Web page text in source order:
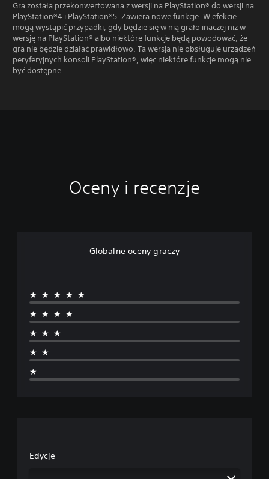
Gra została przekonwertowana z wersji na PlayStation® do wersji na
PlayStation®4 i PlayStation®5. Zawiera nowe funkcje. W efekcie
mogą wystąpić przypadki, gdy będzie się w nią grało inaczej niż w
wersję na PlayStation® albo niektóre funkcje będą powodować, że
gra nie będzie działać prawidłowo. Ta wersja nie obsługuje urządzeń
peryferyjnych konsoli PlayStation®, więc niektóre funkcje mogą nie
być dostępne.
Oceny i recenzje
Globalne oceny graczy
★★★★★
★★★★
★★★
★★
★
Edycje